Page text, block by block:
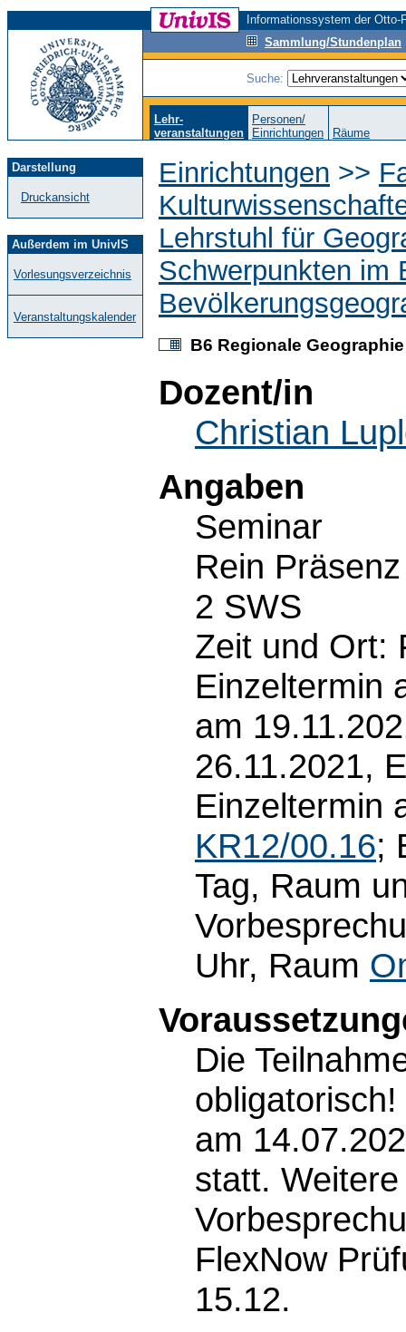
Informationssystem der
Sammlung/Stundenplan
Suche:
Lehr-
veranstaltungen
Personen/
Einrichtungen
Räume
Darstellung
Druckansicht
Außerdem im UnivIS
Vorlesungsverzeichnis
Veranstaltungskalender
Einrichtungen >>
Lehrstuhl für
Schwerpunkten im
B6 Regionale
Dozent/in
Christian
Angaben
Seminar
Rein Präsenz
2 SWS
Zeit und Ort:
Einzeltermin
am
26.11.2021,
Einzeltermin
KR12/00.16;
Tag, Raum
Uhr, Raum
Die
am
statt.
FlexNow
15.12.